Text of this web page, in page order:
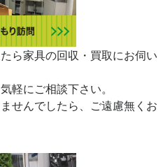
ら家具の回収・買取にお伺い
軽にご相談下さい。
せんでしたら、ご遠慮無くお